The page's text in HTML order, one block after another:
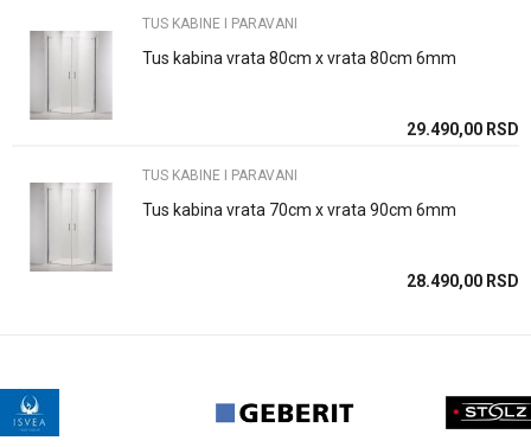
TUS KABINE I PARAVANI
Tus kabina vrata 80cm x vrata 80cm 6mm
29.490,00 RSD
TUS KABINE I PARAVANI
Tus kabina vrata 70cm x vrata 90cm 6mm
28.490,00 RSD